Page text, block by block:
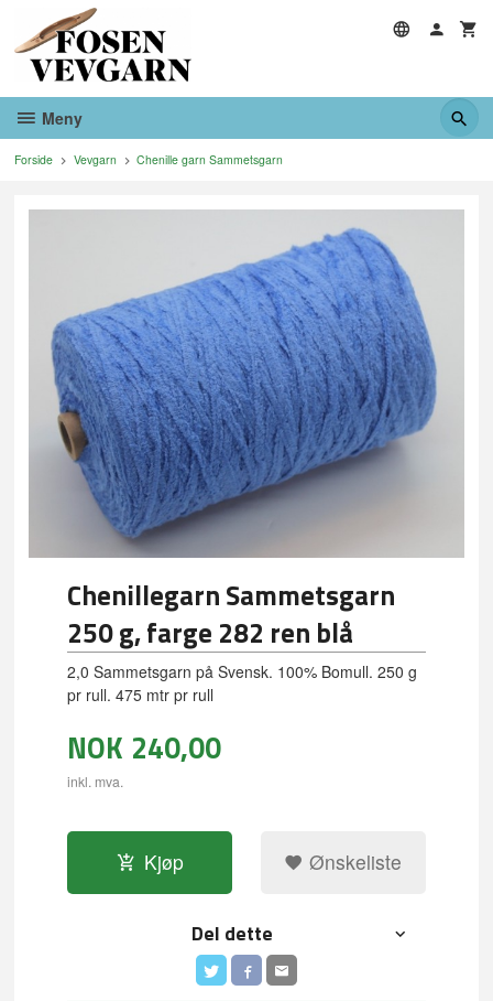
innholdet
Meny
Forside Vevgarn Chenille garn Sammetsgarn
Chenillegarn Sammetsgarn
250 g, farge 282 ren blå
2,0 Sammetsgarn på Svensk. 100% Bomull. 250 g
pr rull. 475 mtr pr rull
NOK 240,00
inkl. mva.
Kjøp Ønskeliste
Del dette